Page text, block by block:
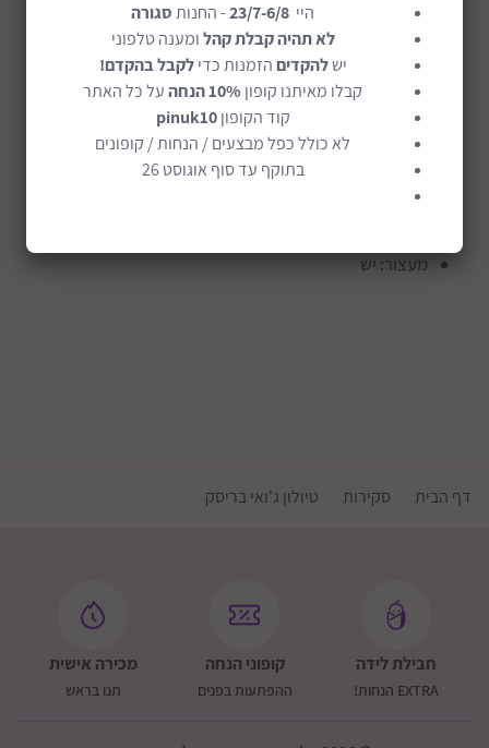
מידות במצב פתוח 94X50X103
מידות במצב סגור 113X27.9X33
קיפול: קל נוח ביד אחת, מהפכני
מצבים: 4 מצבים
רצועות קשירה: 5 רצועות, בטיחות מירבית
מגן שמש: יש
גלגלים: 2 זוגות גלגלים אחוריים ועוד 2 גלגלים קדמיים
מעצור: יש
דף הבית סקירות טיולון ג'ואי בריסק
חבילת לידה
EXTRA הנחות!
קופוני הנחה
ההפתעות בפנים
מכירה אישית
תנו בראש
היי 23/7-6/8- החנותסגורה
לא תהיה קבלת קהלומענה טלפוני
ישלהקדיםהזמנות כדילקבל בהקדם!
קבלו מאיתנו קופון 10% הנחה
על כל האתר
קוד הקופוןpinuk10
לא כולל כפל מבצעים / הנחות / קופונים
בתוקף עד סוף אוגוסט 26